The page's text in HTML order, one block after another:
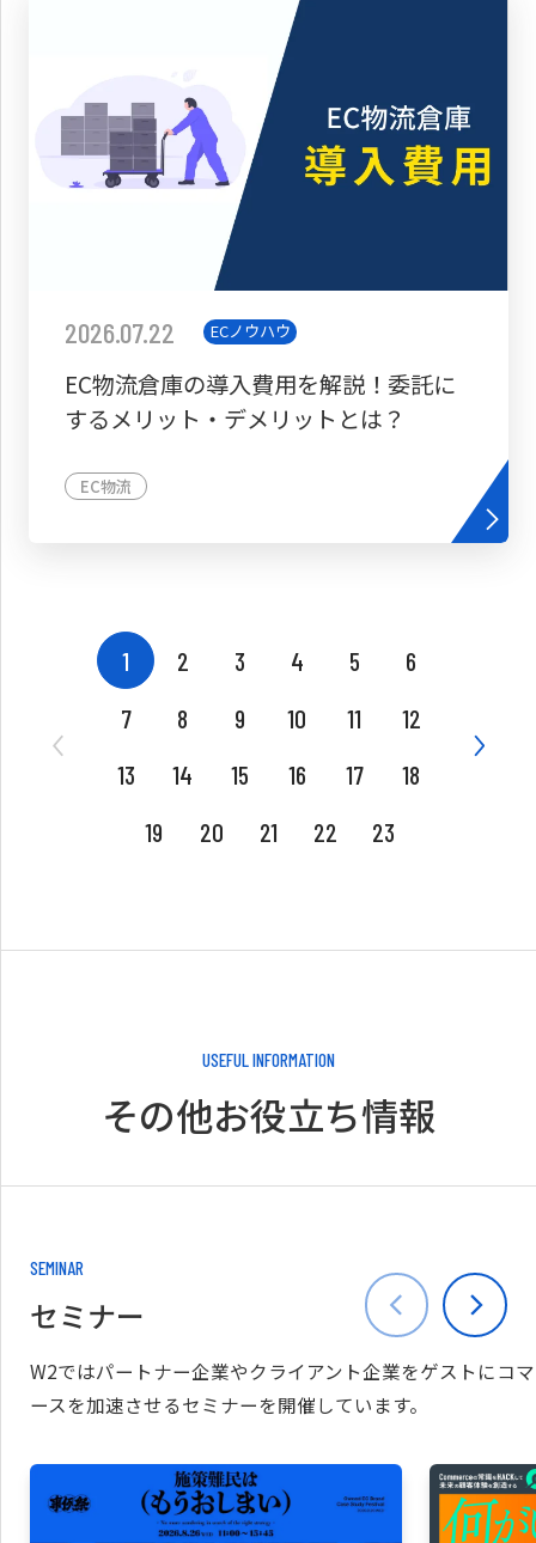
2026.07.22 ECノウハウ
EC物流倉庫の導入費用を解説！委託に
するメリット・デメリットとは？
EC物流
1 2 3 4 5
6
7
8 9 10 11
12
13
14 15 16 17
18
19
20 21 22 23
USEFUL INFORMATION
その他お役立ち情報
SEMINAR
セミナー
W2ではパートナー企業やクライアント企業をゲストにコマ
ースを加速させるセミナーを開催しています。